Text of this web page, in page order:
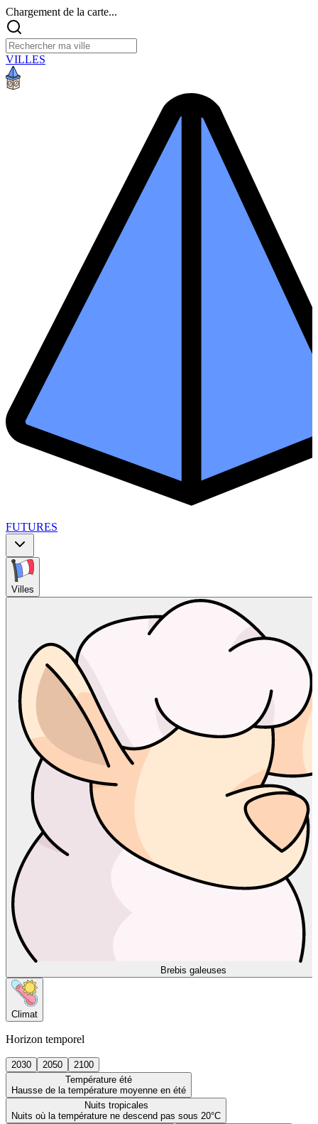
Chargement de la carte...
VILLES
FUTURES
Villes
Brebis galeuses
Climat
Horizon temporel
2030 2050
2100
Température été
Hausse de la température moyenne en été
Nuits tropicales
Nuits où la température ne descend pas sous 20°C